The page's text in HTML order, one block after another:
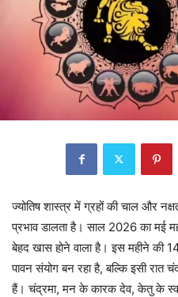
ज्योतिष शास्त्र में ग्रहों की चाल और
प्रभाव डालता है। साल 2026 का मई
बेहद खास होने वाला है। इस महीने की
पावन संयोग बन रहा है, बल्कि इसी रात
हैं। चंद्रमा, मन के कारक देव, केतु के